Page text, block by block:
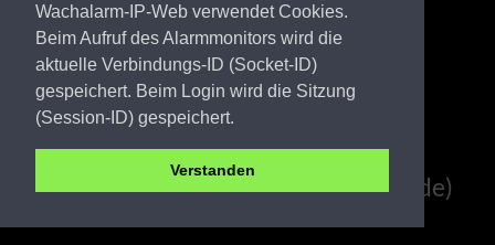
Wachalarm-IP-Web verwendet Cookies.
Beim Aufruf des Alarmmonitors wird die
aktuelle Verbindungs-ID (Socket-ID)
gespeichert. Beim Login wird die Sitzung
(Session-ID) gespeichert.
Verstanden
Amt Joachimsthal (Schorfheide)